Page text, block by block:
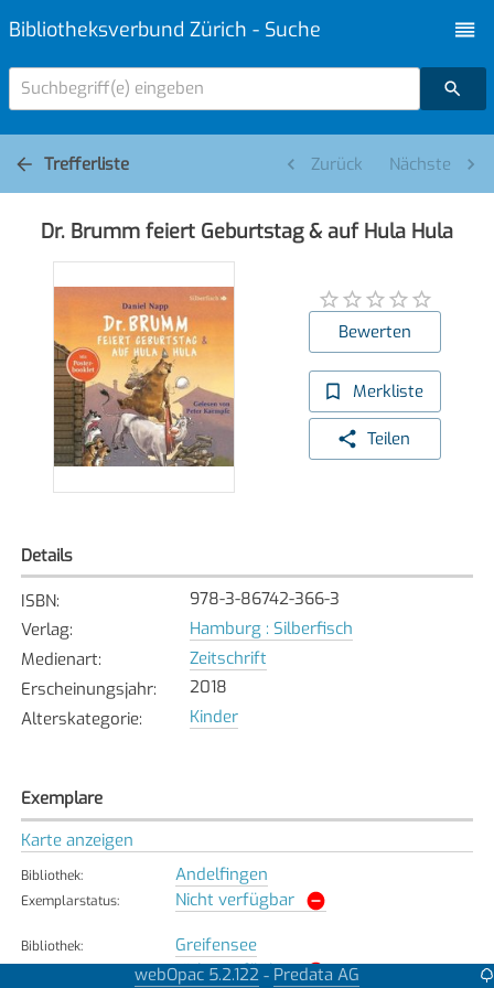
Bibliotheksverbund Zürich - Suche
Suchbegriff(e) eingeben
Trefferliste Zurück Nächste
Dr. Brumm feiert Geburtstag & auf Hula Hula
Bewerten
Merkliste
Teilen
Details
ISBN:
978-3-86742-366-3
Verlag:
Hamburg : Silberfisch
Medienart:
Zeitschrift
Erscheinungsjahr:
2018
Alterskategorie: Kinder
Exemplare
Karte anzeigen
Bibliothek: Andelfingen
Exemplarstatus: Nicht verfügbar
Bibliothek: Greifensee
Nicht verfügbar
webOpac 5.2.122 - Predata AG